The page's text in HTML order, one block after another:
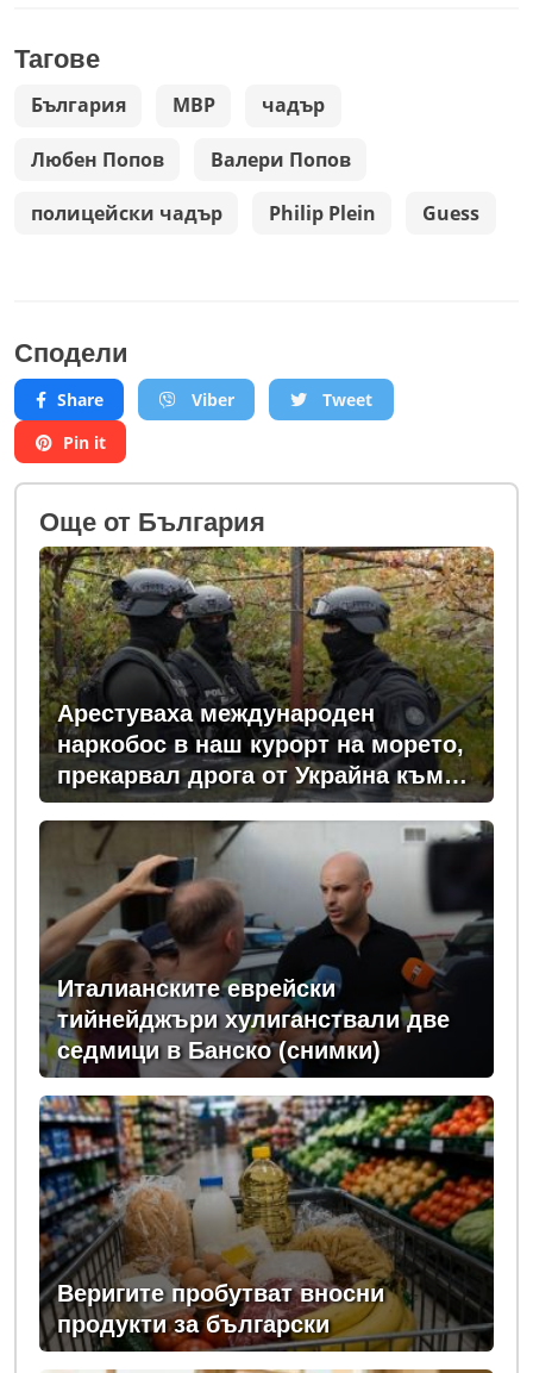
Тагове
България МВР чадър
Любен Попов Валери Попов
полицейски чадър Philip Plein Guess
Сподели
Share Viber
Tweet
Pin it
Oще от България
Арестуваха международен
наркобос в наш курорт на морето,
прекарвал дрога от Украйна към
ЕС
Италианските еврейски
тийнейджъри хулиганствали две
седмици в Банско (снимки)
Веригите пробутват вносни
продукти за български